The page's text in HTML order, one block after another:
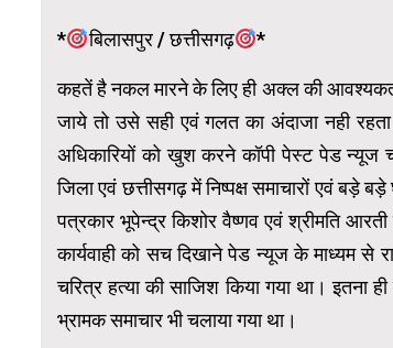
* बिलासपुर / छत्तीसगढ़ *
कहतें है नकल मारने के लिए ही अक्ल की
जाये तो उसे सही एवं गलत का अंदाजा नही
अधिकारियों को खुश करने कॉपी पेस्ट पेड न्यूज
जिला एवं छत्तीसगढ़ में निष्पक्ष समाचारों एवं बड़े
पत्रकार भूपेन्द्र किशोर वैष्णव एवं श्रीमति
कार्यवाही को सच दिखाने पेड न्यूज के माध्यम से
चरित्र हत्या की साजिश किया गया था। इतना
भ्रामक समाचार भी चलाया गया था।